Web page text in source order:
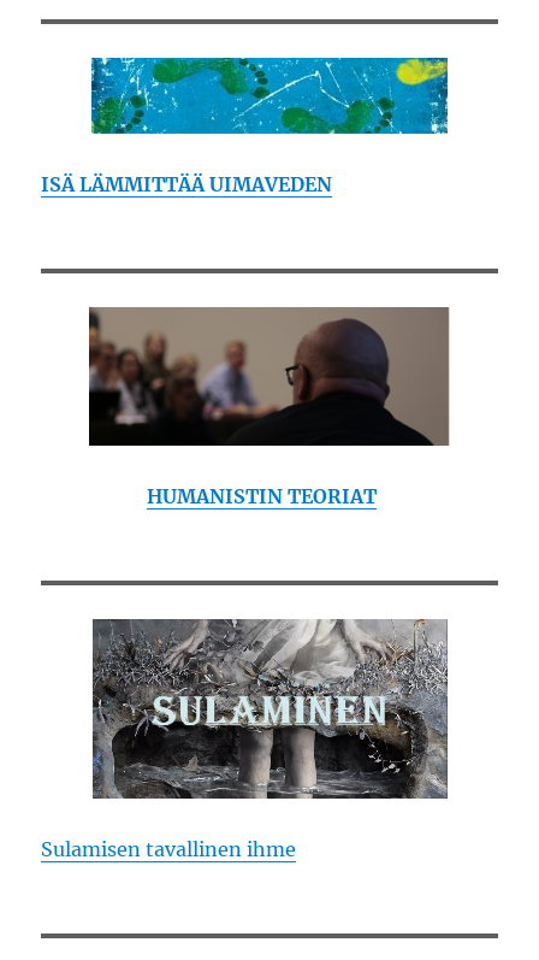
ISÄ LÄMMITTÄÄ UIMAVEDEN
HUMANISTIN TEORIAT
Sulamisen tavallinen ihme